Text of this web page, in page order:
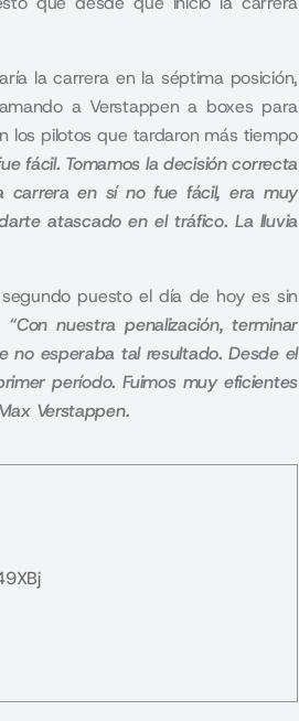
la carrera en la séptima posición,
a Verstappen a boxes para
los pilotos que tardaron más tiempo
fácil. Tomamos la decisión correcta
carrera en sí no fue fácil, era muy
atascado en el tráfico. La lluvia
puesto el día de hoy es sin
“Con nuestra penalización, terminar
no esperaba tal resultado. Desde el
período. Fuimos muy eficientes
Verstappen.